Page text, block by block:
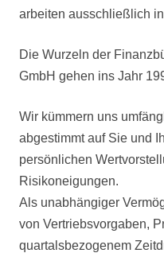
arbeiten ausschließlich
Die Wurzeln der
GmbH gehen ins Jahr
Wir kümmern uns
abgestimmt aufSie und
persönlichen
Risikoneigungen.
Als unabhängiger
von Vertriebsvorgaben,
quartalsbezogenem